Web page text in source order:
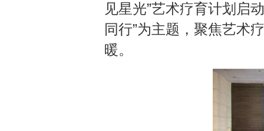
见星光”艺术疗育计划启
同行”为主题，聚焦艺术
暖。